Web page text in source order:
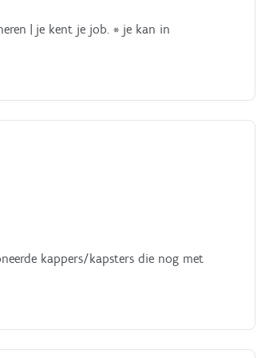
| je kent je job. * je kan in
kappers/kapsters die nog met